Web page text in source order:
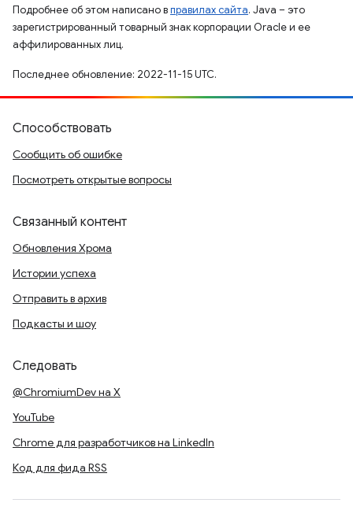
Подробнее об этом написано вправилах сайта. Java – это
зарегистрированный товарный знак корпорации Oracle и ее
аффилированных лиц.
Последнее обновление: 2022-11-15 UTC.
Способствовать
Сообщить об ошибке
Посмотреть открытые вопросы
Связанный контент
Обновления Хрома
Истории успеха
Отправить в архив
Подкасты и шоу
Следовать
@ChromiumDev на X
YouTube
Chrome для разработчиков на LinkedIn
Код для фида RSS